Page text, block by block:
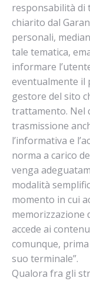
responsabilità di
chiarito dal
personali,
tale tematica,
informare
eventualmente il
gestore del sito
trattamento. Nel
trasmissione
l’informativa e
norma a carico
venga
modalità
momento in cui
memorizzazione
accede ai
comunque,
suo terminale”.
Qualora fra gli